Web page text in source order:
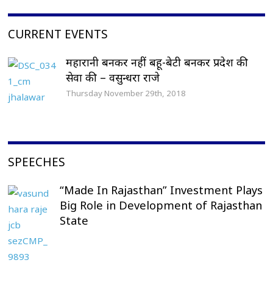
CURRENT EVENTS
महारानी बनकर नहीं बहू-बेटी बनकर प्रदेश की
सेवा की – वसुन्धरा राजे
Thursday November 29th, 2018
SPEECHES
“Made In Rajasthan” Investment Plays
Big Role in Development of Rajasthan
State